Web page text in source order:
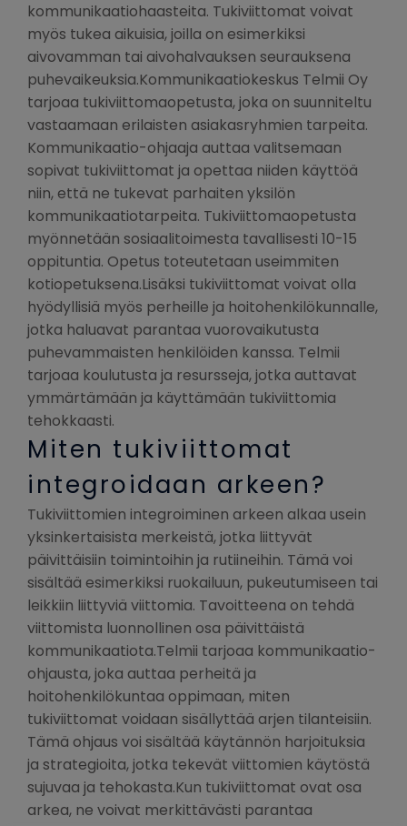
kommunikaatiohaasteita. Tukiviittomat voivat
myös tukea aikuisia, joilla on esimerkiksi
aivovamman tai aivohalvauksen seurauksena
puhevaikeuksia.Kommunikaatiokeskus Telmii Oy
tarjoaa tukiviittomaopetusta, joka on suunniteltu
vastaamaan erilaisten asiakasryhmien tarpeita.
Kommunikaatio-ohjaaja auttaa valitsemaan
sopivat tukiviittomat ja opettaa niiden käyttöä
niin, että ne tukevat parhaiten yksilön
kommunikaatiotarpeita. Tukiviittomaopetusta
myönnetään sosiaalitoimesta tavallisesti 10-15
oppituntia. Opetus toteutetaan useimmiten
kotiopetuksena.Lisäksi tukiviittomat voivat olla
hyödyllisiä myös perheille ja hoitohenkilökunnalle,
jotka haluavat parantaa vuorovaikutusta
puhevammaisten henkilöiden kanssa. Telmii
tarjoaa koulutusta ja resursseja, jotka auttavat
ymmärtämään ja käyttämään tukiviittomia
tehokkaasti.
Miten tukiviittomat
integroidaan arkeen?
Tukiviittomien integroiminen arkeen alkaa usein
yksinkertaisista merkeistä, jotka liittyvät
päivittäisiin toimintoihin ja rutiineihin. Tämä voi
sisältää esimerkiksi ruokailuun, pukeutumiseen tai
leikkiin liittyviä viittomia. Tavoitteena on tehdä
viittomista luonnollinen osa päivittäistä
kommunikaatiota.Telmii tarjoaa kommunikaatio-
ohjausta, joka auttaa perheitä ja
hoitohenkilökuntaa oppimaan, miten
tukiviittomat voidaan sisällyttää arjen tilanteisiin.
Tämä ohjaus voi sisältää käytännön harjoituksia
ja strategioita, jotka tekevät viittomien käytöstä
sujuvaa ja tehokasta.Kun tukiviittomat ovat osa
arkea, ne voivat merkittävästi parantaa